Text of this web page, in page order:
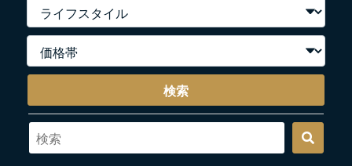
検索